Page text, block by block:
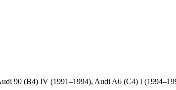
90 (B4) IV (1991–1994), Audi A6 (C4) I